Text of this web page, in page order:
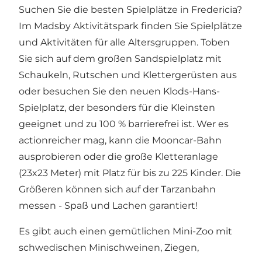
Suchen Sie die besten Spielplätze in Fredericia?
Im Madsby Aktivitätspark finden Sie Spielplätze
und Aktivitäten für alle Altersgruppen. Toben
Sie sich auf dem großen Sandspielplatz mit
Schaukeln, Rutschen und Klettergerüsten aus
oder besuchen Sie den neuen Klods-Hans-
Spielplatz, der besonders für die Kleinsten
geeignet und zu 100 % barrierefrei ist. Wer es
actionreicher mag, kann die Mooncar-Bahn
ausprobieren oder die große Kletteranlage
(23x23 Meter) mit Platz für bis zu 225 Kinder. Die
Größeren können sich auf der Tarzanbahn
messen - Spaß und Lachen garantiert!
Es gibt auch einen gemütlichen Mini-Zoo mit
schwedischen Minischweinen, Ziegen,